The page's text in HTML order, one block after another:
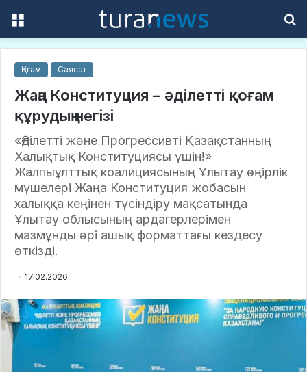
Қоғам Саясат
Жаңа Конституция – әділетті қоғам
құрудың негізі
«Әділетті және Прогрессивті Қазақстанның
Халықтық Конституциясы үшін!»
Жалпыұлттық коалициясының Ұлытау өңірлік
мүшелері Жаңа Конституция жобасын
халыққа кеңінен түсіндіру мақсатында
Ұлытау облысының ардагерлерімен
мазмұнды әрі ашық форматтағы кездесу
өткізді.
17.02.2026